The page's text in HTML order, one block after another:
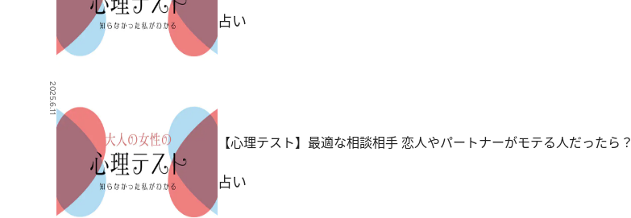
占い
2025.6.11
【心理テスト】最適な相談相手 恋人やパートナーがモテる人だったら？
占い